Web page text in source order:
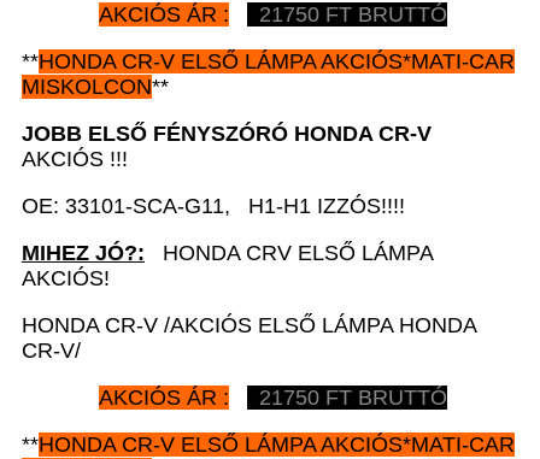
AKCIÓS ÁR :
21750 FT BRUTTÓ
**HONDA CR-V ELSŐ LÁMPA AKCIÓS*MATI-CAR
MISKOLCON**
JOBB ELSŐ FÉNYSZÓRÓ HONDA CR-V
AKCIÓS !!!
OE: 33101-SCA-G11, H1-H1 IZZÓS!!!!
MIHEZ JÓ?: HONDA CRV ELSŐ LÁMPA
AKCIÓS!
HONDA CR-V /AKCIÓS ELSŐ LÁMPA HONDA
CR-V/
AKCIÓS ÁR :
21750 FT BRUTTÓ
**HONDA CR-V ELSŐ LÁMPA AKCIÓS*MATI-CAR